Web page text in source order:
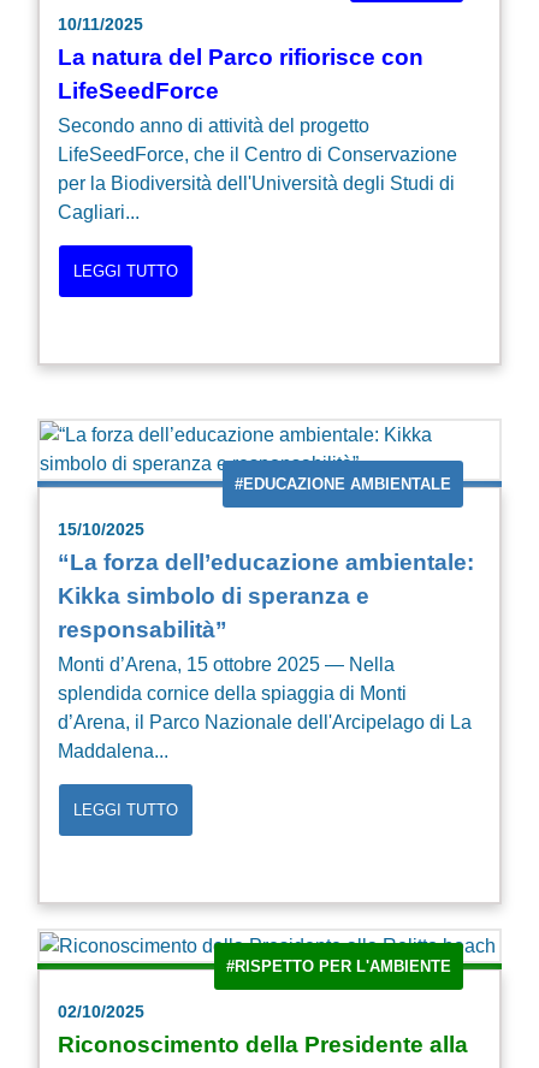
10/11/2025
La natura del Parco rifiorisce con
LifeSeedForce
Secondo anno di attività del progetto
LifeSeedForce, che il Centro di Conservazione
per la Biodiversità dell'Università degli Studi di
Cagliari...
LEGGI TUTTO
#EDUCAZIONE AMBIENTALE
15/10/2025
“La forza dell’educazione ambientale:
Kikka simbolo di speranza e
responsabilità”
Monti d’Arena, 15 ottobre 2025 — Nella
splendida cornice della spiaggia di Monti
d’Arena, il Parco Nazionale dell'Arcipelago di La
Maddalena...
LEGGI TUTTO
#RISPETTO PER L'AMBIENTE
02/10/2025
Riconoscimento della Presidente alla